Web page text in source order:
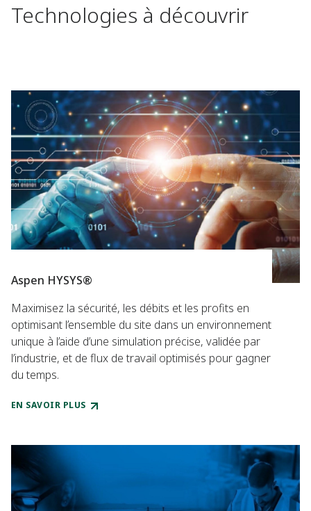
Technologies à découvrir
Aspen HYSYS®
Maximisez la sécurité, les débits et les profits en
optimisant l’ensemble du site dans un environnement
unique à l’aide d’une simulation précise, validée par
l’industrie, et de flux de travail optimisés pour gagner
du temps.
EN SAVOIR PLUS